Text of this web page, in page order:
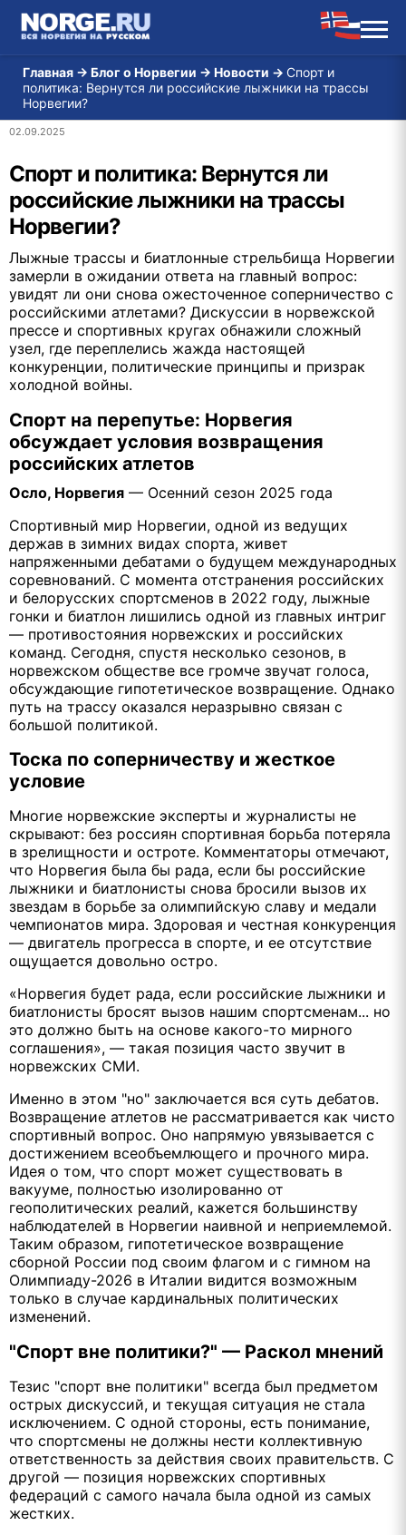
Главная → Блог о Норвегии → Новости → Спорт и
политика: Вернутся ли российские лыжники на трассы
Норвегии?
02.09.2025
Спорт и политика: Вернутся ли
российские лыжники на трассы
Норвегии?
Лыжные трассы и биатлонные стрельбища Норвегии
замерли в ожидании ответа на главный вопрос:
увидят ли они снова ожесточенное соперничество с
российскими атлетами? Дискуссии в норвежской
прессе и спортивных кругах обнажили сложный
узел, где переплелись жажда настоящей
конкуренции, политические принципы и призрак
холодной войны.
Спорт на перепутье: Норвегия
обсуждает условия возвращения
российских атлетов
Осло, Норвегия — Осенний сезон 2025 года
Спортивный мир Норвегии, одной из ведущих
держав в зимних видах спорта, живет
напряженными дебатами о будущем международных
соревнований. С момента отстранения российских
и белорусских спортсменов в 2022 году, лыжные
гонки и биатлон лишились одной из главных интриг
— противостояния норвежских и российских
команд. Сегодня, спустя несколько сезонов, в
норвежском обществе все громче звучат голоса,
обсуждающие гипотетическое возвращение. Однако
путь на трассу оказался неразрывно связан с
большой политикой.
Тоска по соперничеству и жесткое
условие
Многие норвежские эксперты и журналисты не
скрывают: без россиян спортивная борьба потеряла
в зрелищности и остроте. Комментаторы отмечают,
что Норвегия была бы рада, если бы российские
лыжники и биатлонисты снова бросили вызов их
звездам в борьбе за олимпийскую славу и медали
чемпионатов мира. Здоровая и честная конкуренция
— двигатель прогресса в спорте, и ее отсутствие
ощущается довольно остро.
«Норвегия будет рада, если российские лыжники и
биатлонисты бросят вызов нашим спортсменам... но
это должно быть на основе какого-то мирного
соглашения», — такая позиция часто звучит в
норвежских СМИ.
Именно в этом "но" заключается вся суть дебатов.
Возвращение атлетов не рассматривается как чисто
спортивный вопрос. Оно напрямую увязывается с
достижением всеобъемлющего и прочного мира.
Идея о том, что спорт может существовать в
вакууме, полностью изолированно от
геополитических реалий, кажется большинству
наблюдателей в Норвегии наивной и неприемлемой.
Таким образом, гипотетическое возвращение
сборной России под своим флагом и с гимном на
Олимпиаду-2026 в Италии видится возможным
только в случае кардинальных политических
изменений.
"Спорт вне политики?" — Раскол мнений
Тезис "спорт вне политики" всегда был предметом
острых дискуссий, и текущая ситуация не стала
исключением. С одной стороны, есть понимание,
что спортсмены не должны нести коллективную
ответственность за действия своих правительств. С
другой — позиция норвежских спортивных
федераций с самого начала была одной из самых
жестких.